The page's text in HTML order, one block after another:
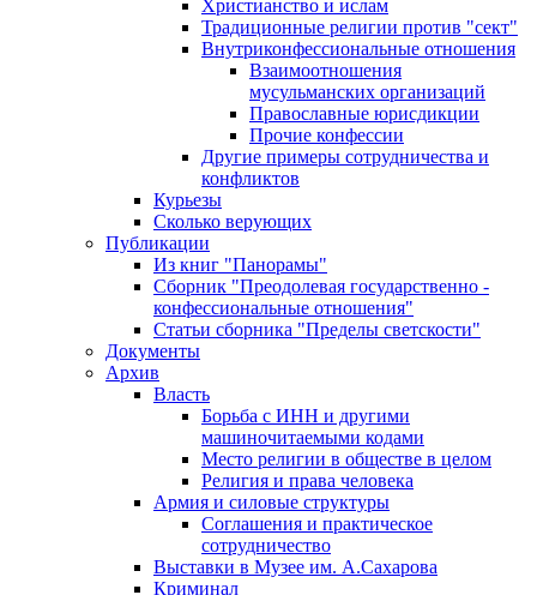
Христианство и ислам
Традиционные религии против "сект"
Внутриконфессиональные отношения
Взаимоотношения
мусульманских организаций
Православные юрисдикции
Прочие конфессии
Другие примеры сотрудничества и
конфликтов
Курьезы
Сколько верующих
Публикации
Из книг "Панорамы"
Сборник "Преодолевая государственно -
конфессиональные отношения"
Статьи сборника "Пределы светскости"
Документы
Архив
Власть
Борьба с ИНН и другими
машиночитаемыми кодами
Место религии в обществе в целом
Религия и права человека
Армия и силовые структуры
Соглашения и практическое
сотрудничество
Выставки в Музее им. А.Сахарова
Криминал